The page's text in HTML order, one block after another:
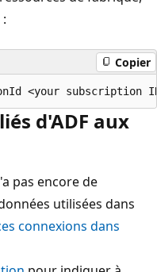
Copier
d'ADF aux
pas encore de
utilisées dans
connexions dans